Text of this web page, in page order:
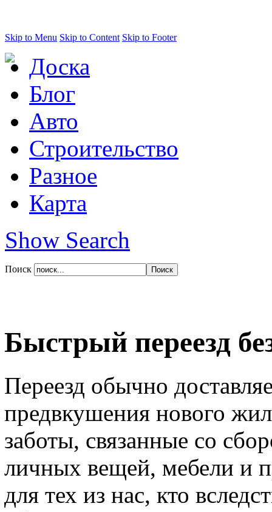
Skip to Menu Skip to Content Skip to Footer
Доска
Блог
Авто
Строительство
Разное
Карта
Show Search
Поиск
Быстрый переезд
Переезд обычно
предвкушения нового
заботы, связанные со
личных вещей, мебели и
для тех из нас, кто